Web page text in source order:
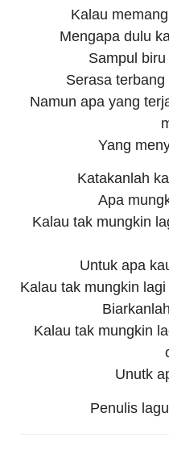
Kalau
Mengapa dulu
Sampul
Serasa
Namun apa yang
Yang
Katakanlah
Apa
Kalau tak mungkin
Untuk apa
Kalau tak mungkin
Kalau tak mungkin
Unutk
Penulis